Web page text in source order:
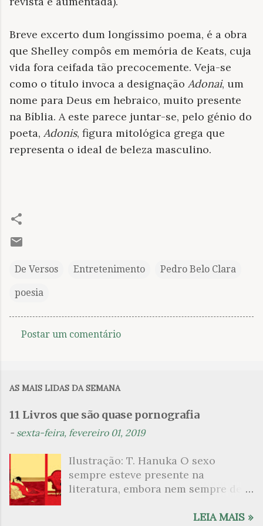
Breve excerto dum longíssimo poema, é a obra
que Shelley compôs em memória de Keats, cuja
vida fora ceifada tão precocemente. Veja-se
como o título invoca a designação Adonai, um
nome para Deus em hebraico, muito presente
na Bíblia. A este parece juntar-se, pelo génio do
poeta, Adonis, figura mitológica grega que
representa o ideal de beleza masculino.
De Versos Entretenimento Pedro Belo Clara
poesia
n
t
i
o
Postar um comentário
AS MAIS LIDAS DA SEMANA
11 Livros que são quase pornografia
- sexta-feira, fevereiro 01, 2019
Ilustração: T. Hanuka O sexo
sempre esteve presente na
literatura, embora nem sempre de
que mergulharam em sua própria
LEIA MAIS »